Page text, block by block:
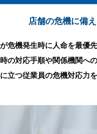
店舗の危機に備
危機発生時に人命を最優
の対応手順や関係機関へ
立つ従業員の危機対応力